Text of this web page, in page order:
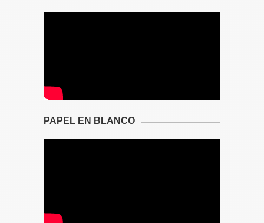
PAPEL EN BLANCO